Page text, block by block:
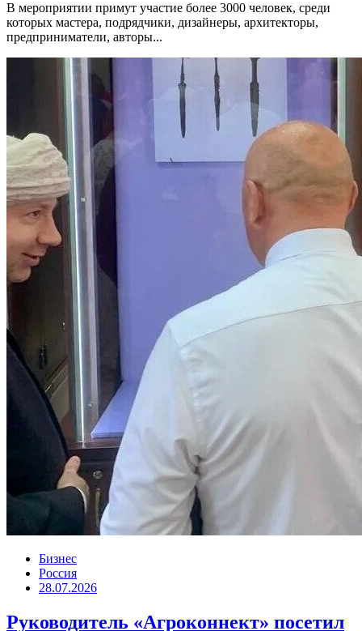
В мероприятии примут участие более 3000 человек, среди
которых мастера, подрядчики, дизайнеры, архитекторы,
предприниматели, авторы...
Бизнес
Россия
28.07.2026
Руководитель «Агроконнект» посетил